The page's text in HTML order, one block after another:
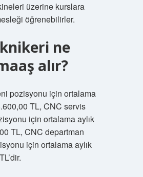
üzerine kurslara
öğrenebilirler.
ne
alır?
pozisyonu için ortalama
TL, CNC servis
için ortalama aylık
TL, CNC departman
için ortalama aylık